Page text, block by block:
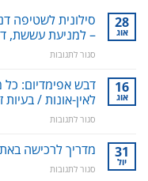
28
אוג
סילונית לשטיפה
– למניעת עששת,
סגור לתגובותעל
לשטיפה
דנטלית:
ניקוי
שיניים,
וחלל
–
16
אוג
דבש אפימדיום:
לאין-אונות /
סגור לתגובותעל
אפימדיום:
כל
מה
31
יול
מדריך לרכישה באתר
סגור לתגובותעל